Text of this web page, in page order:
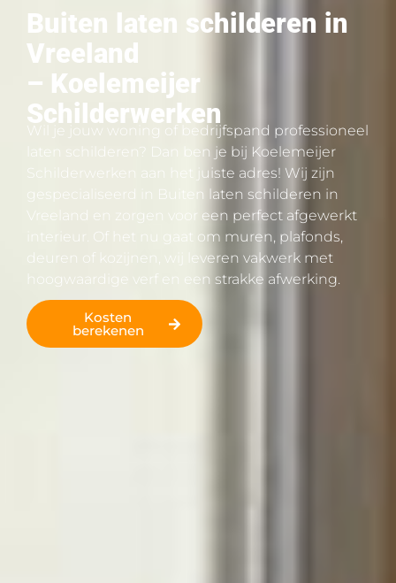
Buiten laten schilderen in
Vreeland
– Koelemeijer
Schilderwerken
Wil je jouw woning of bedrijfspand professioneel
laten schilderen? Dan ben je bij Koelemeijer
Schilderwerken aan het juiste adres! Wij zijn
gespecialiseerd in Buiten laten schilderen in
Vreeland en zorgen voor een perfect afgewerkt
interieur. Of het nu gaat om muren, plafonds,
deuren of kozijnen, wij leveren vakwerk met
hoogwaardige verf en een strakke afwerking.
Kosten
berekenen